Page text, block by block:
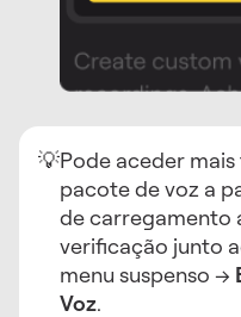
💡Pode aceder
pacote de voz a
de carregamento
verificação junto
menu suspenso →
Voz.